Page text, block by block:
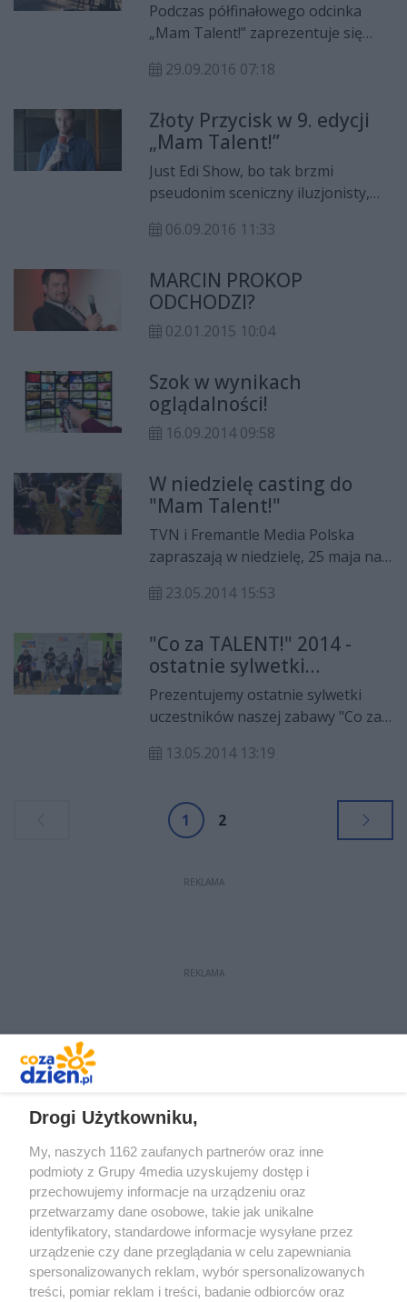
Podczas półfinałowego odcinka
„Mam Talent!” zaprezentuje się
Zobaczymy także krótki materiał
29.09.2016 07:18
Złoty Przycisk w 9. edycji
„Mam Talent!”
Just Edi Show, bo tak brzmi
pseudonim sceniczny iluzjonisty,
oczarować jurorów „Mam Talent!”.
nie dostał. Dopiero 9. edycja
talentshow pozwoliła mu spełnić
jego marzenie. I to w jakim stylu!
06.09.2016 11:33
MARCIN PROKOP
ODCHODZI?
02.01.2015 10:04
Szok w wynikach
oglądalności!
16.09.2014 09:58
W niedzielę casting do
"Mam Talent!"
TVN i Fremantle Media Polska
zapraszają w niedzielę, 25 maja na
Talent!". Odbędzie się on w
Prymasowskim przy ul. ul.
Senatorskiej 13/15. Początek o
godz. 10.
23.05.2014 15:53
"Co za TALENT!" 2014 -
ostatnie sylwetki
kandydatów!
Prezentujemy ostatnie sylwetki
uczestników naszej zabawy "Co za
TUTAJ). Zobaczcie, jak
Radomia i regionu. Relację z
pierwszego castingu w
trzeciego w PG 5 - TUTAJ. Ostatni
13.05.2014 13:19
1 2
REKLAMA
REKLAMA
Redakcja Reklama Prywatność
Praca Łódź
Drogi Użytkowniku,
My, naszych 1162 zaufanych partnerów oraz inne
podmioty z Grupy 4media uzyskujemy dostęp i
przechowujemy informacje na urządzeniu oraz
przetwarzamy dane osobowe, takie jak unikalne
identyfikatory, standardowe informacje wysyłane przez
urządzenie czy dane przeglądania w celu zapewniania
spersonalizowanych reklam, wybór spersonalizowanych
treści, pomiar reklam i treści, badanie odbiorców oraz